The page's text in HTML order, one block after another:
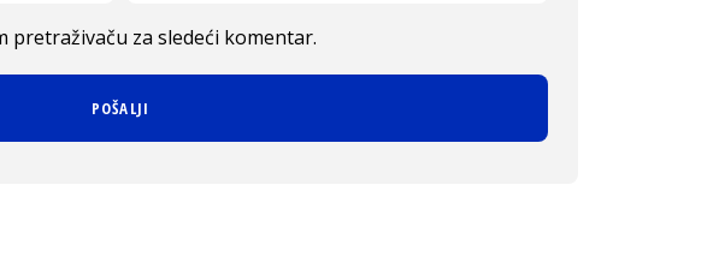
pretraživaču za sledeći komentar.